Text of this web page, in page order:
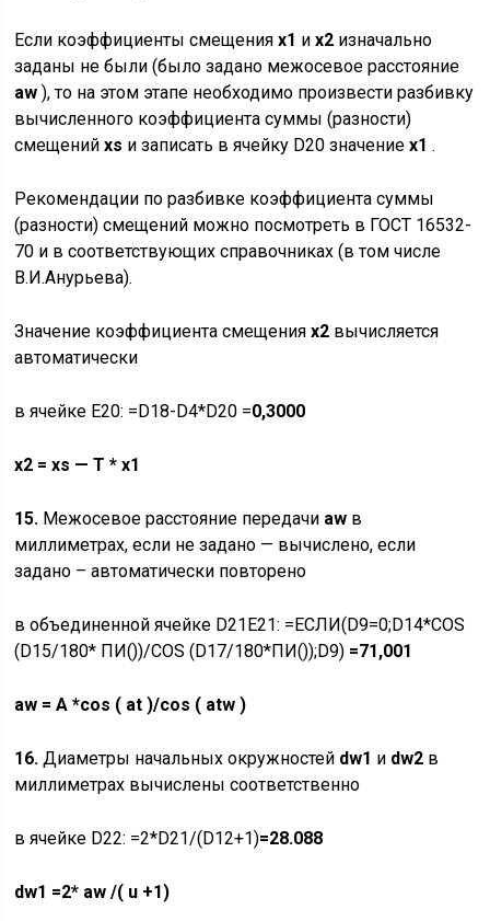
Если коэффициенты смещенияx1 иx2 изначально
заданы не были (было задано межосевое расстояние
aw ), то на этом этапе необходимо произвести разбивку
вычисленного коэффициента суммы (разности)
смещенийxs и записать в ячейку D20 значениеx1 .
Рекомендации по разбивке коэффициента суммы
(разности) смещений можно посмотреть в ГОСТ 16532-
70 и в соответствующих справочниках (в том числе
В.И.Анурьева).
Значение коэффициента смещенияx2 вычисляется
автоматически
в ячейке E20: =D18-D4*D20 =0,3000
x2 = xs — T * x1
15. Межосевое расстояние передачи aw в
миллиметрах, если не задано — вычислено, если
задано – автоматически повторено
в объединенной ячейке D21E21: =ЕСЛИ(D9=0;D14*COS
(D15/180* ПИ())/COS (D17/180*ПИ());D9) =71,001
aw = A *cos ( at )/cos ( atw )
16. Диаметры начальных окружностей dw1 и dw2 в
миллиметрах вычислены соответственно
в ячейке D22: =2*D21/(D12+1)=28.088
dw1 =2* aw /( u +1)